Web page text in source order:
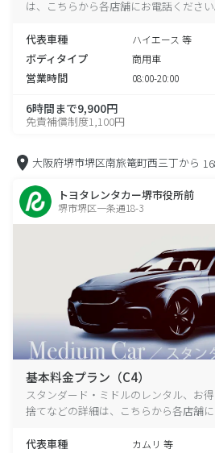
は、こちらから各店舗にお電話ください
代表車種 ハイエース 等
ボディタイプ 商用車
営業時間 08:00-20:00
6時間まで9,900円
免責補償制度1,100円
大阪府堺市堺区南旅篭町西三丁から
トヨタレンタカー堺市役所前
堺市堺区一条通18-3
基本料金プラン（C4）
スタンダード・ミドルのレンタル、お
捨てなどの詳細は、こちらから各店舗に
代表車種 カムリ 等